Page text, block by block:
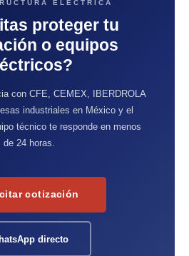
ELÉCTRICA
proteger tu
o equipos
con CFE, CEMEX, IBERDROLA
industriales en México y el
técnico te responde en menos
de 24 horas.
cotización
directo